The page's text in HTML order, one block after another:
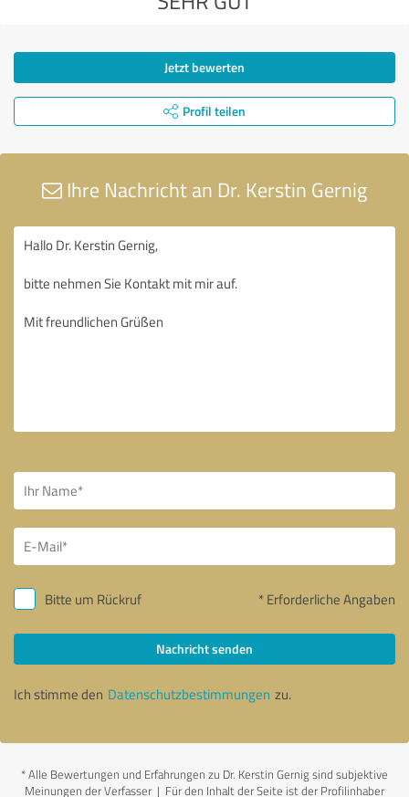
Jetzt bewerten
Profil teilen
Ihre Nachricht an Dr. Kerstin Gernig
Bitte um Rückruf * Erforderliche Angaben
Nachricht senden
Ich stimme den Datenschutzbestimmungen zu.
*Alle Bewertungen und Erfahrungen zu Dr. Kerstin Gernig sind subjektive
Meinungen der Verfasser | Für den Inhalt der Seite ist der Profilinhaber